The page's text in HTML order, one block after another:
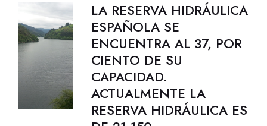
LA RESERVA HIDRÁULICA
ESPAÑOLA SE
ENCUENTRA AL 37, POR
CIENTO DE SU
CAPACIDAD.
ACTUALMENTE LA
RESERVA HIDRÁULICA ES